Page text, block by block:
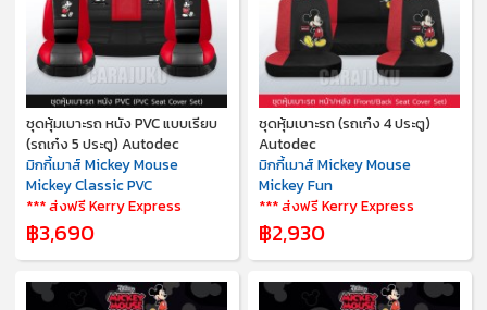
ชุดหุ้มเบาะรถ หนัง PVC แบบเรียบ
(รถเก๋ง 5 ประตู) Autodec
มิกกี้เมาส์ Mickey Mouse
Mickey Classic PVC
*** ส่งฟรี Kerry Express
฿3,690
ชุดหุ้มเบาะรถ (รถเก๋ง 4 ประตู)
Autodec
มิกกี้เมาส์ Mickey Mouse
Mickey Fun
*** ส่งฟรี Kerry Express
฿2,930